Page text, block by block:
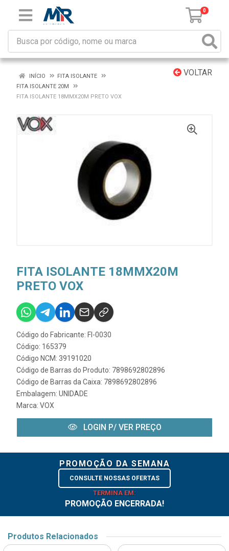
0
VOLTAR
INÍCIO
FITA ISOLANTE
FITA ISOLANTE 20M
FITA ISOLANTE 18MMX20M PRETO VOX
FITA ISOLANTE 18MMX20M
PRETO VOX
Código do Fabricante: FI-0030
Código: 165379
Código NCM: 39191020
Código de Barras do Produto: 7898692802896
Código de Barras da Caixa: 7898692802896
Embalagem: UNIDADE
Marca: VOX
LOGIN P/ VER PREÇO
PROMOÇÃO DA SEMANA
CONSULTE NOSSAS OFERTAS
TERMINA EM:
PROMOÇÃO ENCERRADA!
Produtos Relacionados